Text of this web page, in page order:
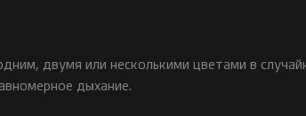
двумя или несколькими цветами в
дыхание.